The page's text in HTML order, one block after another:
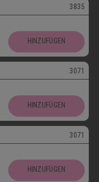
3835
HINZUFÜGEN
3071
HINZUFÜGEN
3071
HINZUFÜGEN